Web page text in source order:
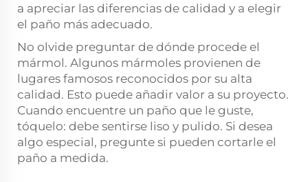
a apreciar las diferencias de calidad y a elegir
el paño más adecuado.
No olvide preguntar de dónde procede el
mármol. Algunos mármoles provienen de
lugares famosos reconocidos por su alta
calidad. Esto puede añadir valor a su proyecto.
Cuando encuentre un paño que le guste,
tóquelo: debe sentirse liso y pulido. Si desea
algo especial, pregunte si pueden cortarle el
paño a medida.